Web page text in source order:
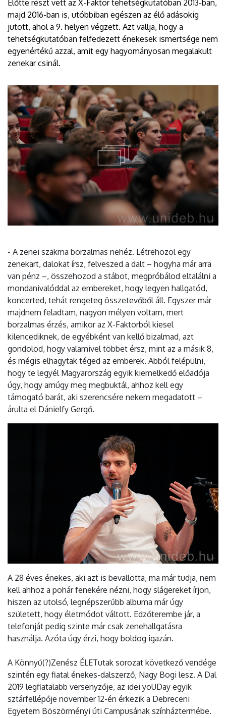
Előtte részt vett az X-Faktor tehetségkutatóban 2013-ban,
majd 2016-ban is, utóbbiban egészen az élő adásokig
jutott, ahol a 9. helyen végzett. Azt vallja, hogy a
tehetségkutatóban felfedezett énekesek ismertsége nem
egyenértékű azzal, amit egy hagyományosan megalakult
zenekar csinál.
- A zenei szakma borzalmas nehéz. Létrehozol egy
zenekart, dalokat írsz, felveszed a dalt – hogyha már arra
van pénz –, összehozod a stábot, megpróbálod eltalálni a
mondanivalóddal az embereket, hogy legyen hallgatód,
koncerted, tehát rengeteg összetevőből áll. Egyszer már
majdnem feladtam, nagyon mélyen voltam, mert
borzalmas érzés, amikor az X-Faktorból kiesel
kilencediknek, de egyébként van kellő bizalmad, azt
gondolod, hogy valamivel többet érsz, mint az a másik 8,
és mégis elhagytak téged az emberek. Abból felépülni,
hogy te legyél Magyarország egyik kiemelkedő előadója
úgy, hogy amúgy meg megbuktál, ahhoz kell egy
támogató barát, aki szerencsére nekem megadatott –
árulta el Dánielfy Gergő.
A 28 éves énekes, aki azt is bevallotta, ma már tudja, nem
kell ahhoz a pohár fenekére nézni, hogy slágereket írjon,
hiszen az utolsó, legnépszerűbb albuma már úgy
született, hogy életmódot váltott. Edzőterembe jár, a
telefonját pedig szinte már csak zenehallgatásra
használja. Azóta úgy érzi, hogy boldog igazán.
A Könnyű(?)Zenész ÉLETutak sorozat következő vendége
szintén egy fiatal énekes-dalszerző, Nagy Bogi lesz. A Dal
2019 legfiatalabb versenyzője, az idei yoUDay egyik
sztárfellépője november 12-én érkezik a Debreceni
Egyetem Böszörményi úti Campusának színháztermébe.